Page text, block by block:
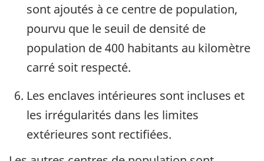
sont ajoutés à ce centre de population,
pourvu que le seuil de densité de
population de 400 habitants au kilomètre
carré soit respecté.
Les enclaves intérieures sont incluses et
les irrégularités dans les limites
extérieures sont rectifiées.